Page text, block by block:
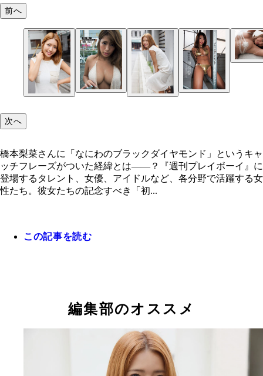
橋本梨菜『週刊プレイボーイ』2017年7号（撮影／
之）より
橋本梨菜『週刊プレイボーイ』2020年41号（撮影
裕之）より
橋本梨菜デジタル写真集『なにわのブラックダイ
ドは、エロかわすぎて黒すぎる』撮影／小塚毅之
／1,320円（税込）
橋本梨菜デジタル写真集『激情』撮影／佐藤裕之
／880円（税込）
橋本梨菜
前へ
次へ
橋本梨菜さんに「なにわのブラックダイヤモンド」というキャ
ッチフレーズがついた経緯とは――？『週刊プレイボーイ』に
登場するタレント、女優、アイドルなど、各分野で活躍する女
性たち。彼女たちの記念すべき「初...
この記事を読む
編集部のオススメ